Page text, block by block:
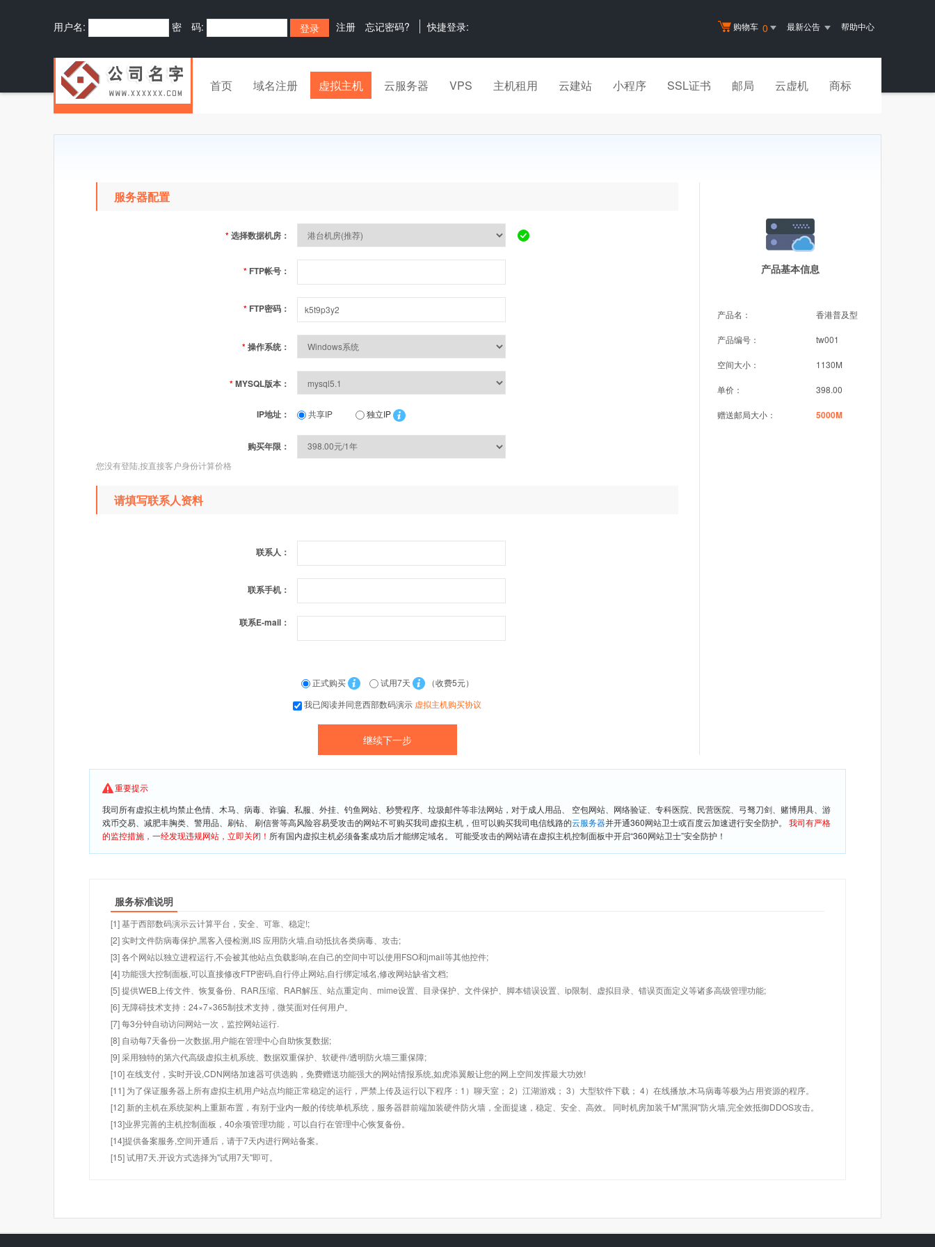
购物车 0 最新公告 帮助中心
用户名: 密 码: 注册 忘记密码? 快捷登录:
首页 域名注册 虚拟主机 云服务器 VPS 主机租用 云建站 小程序 SSL证书 邮局 云虚机 商标
产品基本信息
产品名： 香港普及型
产品编号： tw001
空间大小： 1130M
单价： 398.00
赠送邮局大小： 5000M
服务器配置
*选择数据机房：
* FTP帐号：
* FTP密码：
*操作系统：
*MYSQL版本：
IP地址： 共享IP 独立IP
购买年限：
您没有登陆,按直接客户身份计算价格
请填写联系人资料
联系人：
联系手机：
联系E-mail：
正式购买 试用7天
（收费5元）
我已阅读并同意西部数码演示 虚拟主机购买协议
重要提示
我司所有虚拟主机均禁止色情、木马、病毒、诈骗、私服、外挂、钓鱼网站、秒赞程序、垃圾邮件等非法网站，对于成人用品、 空包网站、网络验证、专科医院、民营医院、弓驽刀剑、赌博用具、游
戏币交易、减肥丰胸类、警用品、刷钻、 刷信誉等高风险容易受攻击的网站不可购买我司虚拟主机，但可以购买我司电信线路的云服务器并开通360网站卫士或百度云加速进行安全防护。 我司有严格
的监控措施，一经发现违规网站，立即关闭！ 所有国内虚拟主机必须备案成功后才能绑定域名。 可能受攻击的网站请在虚拟主机控制面板中开启“360网站卫士”安全防护！
服务标准说明
[1] 基于西部数码演示云计算平台，安全、可靠、稳定!;
[2] 实时文件防病毒保护,黑客入侵检测,IIS 应用防火墙,自动抵抗各类病毒、攻击;
[3] 各个网站以独立进程运行,不会被其他站点负载影响,在自己的空间中可以使用FSO和jmail等其他控件;
[4] 功能强大控制面板,可以直接修改FTP密码,自行停止网站,自行绑定域名,修改网站缺省文档;
[5] 提供WEB上传文件、恢复备份、RAR压缩、RAR解压、站点重定向、mime设置、目录保护、文件保护、脚本错误设置、ip限制、虚拟目录、错误页面定义等诸多高级管理功能;
[6] 无障碍技术支持：24×7×365制技术支持，微笑面对任何用户。
[7] 每3分钟自动访问网站一次，监控网站运行.
[8] 自动每7天备份一次数据,用户能在管理中心自助恢复数据;
[9] 采用独特的第六代高级虚拟主机系统、数据双重保护、软硬件/透明防火墙三重保障;
[10] 在线支付，实时开设,CDN网络加速器可供选购，免费赠送功能强大的网站情报系统,如虎添翼般让您的网上空间发挥最大功效!
[11] 为了保证服务器上所有虚拟主机用户站点均能正常稳定的运行，严禁上传及运行以下程序：1）聊天室； 2）江湖游戏； 3）大型软件下载； 4）在线播放,木马病毒等极为占用资源的程序。
[12] 新的主机在系统架构上重新布置，有别于业内一般的传统单机系统，服务器群前端加装硬件防火墙，全面提速，稳定、安全、高效。 同时机房加装千M"黑洞"防火墙,完全效抵御DDOS攻击。
[13]业界完善的主机控制面板，40余项管理功能，可以自行在管理中心恢复备份。
[14]提供备案服务,空间开通后，请于7天内进行网站备案。
[15] 试用7天.开设方式选择为"试用7天"即可。